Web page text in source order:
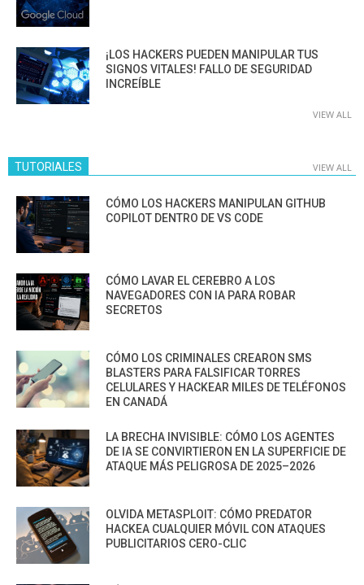
¡LOS HACKERS PUEDEN MANIPULAR TUS
SIGNOS VITALES! FALLO DE SEGURIDAD
INCREÍBLE
VIEW ALL
TUTORIALES VIEW ALL
CÓMO LOS HACKERS MANIPULAN GITHUB
COPILOT DENTRO DE VS CODE
CÓMO LAVAR EL CEREBRO A LOS
NAVEGADORES CON IA PARA ROBAR
SECRETOS
CÓMO LOS CRIMINALES CREARON SMS
BLASTERS PARA FALSIFICAR TORRES
CELULARES Y HACKEAR MILES DE TELÉFONOS
EN CANADÁ
LA BRECHA INVISIBLE: CÓMO LOS AGENTES
DE IA SE CONVIRTIERON EN LA SUPERFICIE DE
ATAQUE MÁS PELIGROSA DE 2025–2026
OLVIDA METASPLOIT: CÓMO PREDATOR
HACKEA CUALQUIER MÓVIL CON ATAQUES
PUBLICITARIOS CERO-CLIC